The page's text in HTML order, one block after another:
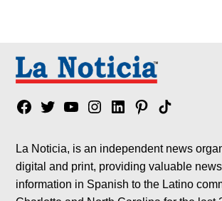
Facebook
TwitterYouTubeInstagram
LinkedinPinterest
Tik
La Noticia, is an independent news
digital and print, providing valuable
information in Spanish to the Latino